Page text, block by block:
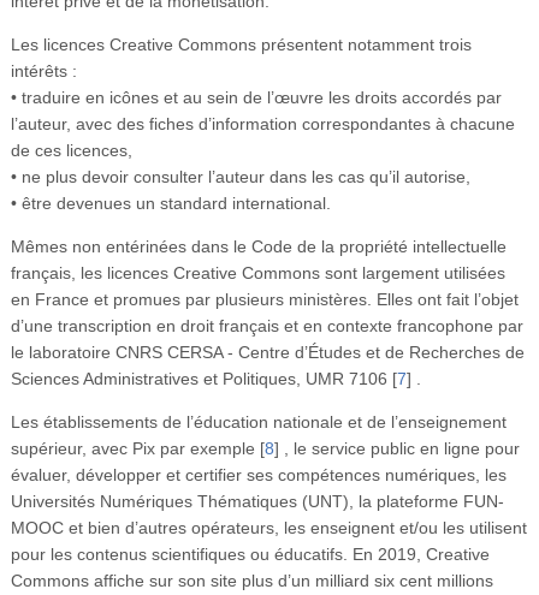
Les licences Creative Commons présentent notamment trois
intérêts :
• traduire en icônes et au sein de l’œuvre les droits accordés par
l’auteur, avec des fiches d’information correspondantes à chacune
de ces licences,
• ne plus devoir consulter l’auteur dans les cas qu’il autorise,
• être devenues un standard international.
Mêmes non entérinées dans le Code de la propriété intellectuelle
français, les licences Creative Commons sont largement utilisées
en France et promues par plusieurs ministères. Elles ont fait l’objet
d’une transcription en droit français et en contexte francophone par
le laboratoire CNRS CERSA - Centre d’Études et de Recherches de
Sciences Administratives et Politiques, UMR 7106 [7]
Les établissements de l’éducation nationale et de l’enseignement
supérieur, avec Pix par exemple [8] , le service public en ligne pour
évaluer, développer et certifier ses compétences numériques, les
Universités Numériques Thématiques (UNT), la plateforme FUN-
MOOC et bien d’autres opérateurs, les enseignent et/ou les utilisent
pour les contenus scientifiques ou éducatifs. En 2019, Creative
Commons affiche sur son site plus d’un milliard six cent millions